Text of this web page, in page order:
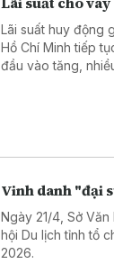
Lãi suất huy động
Hồ Chí Minh tiếp
đầu vào tăng,
Vinh danh "đại
Ngày 21/4, Sở
hội Du lịch tỉnh tổ
2026.